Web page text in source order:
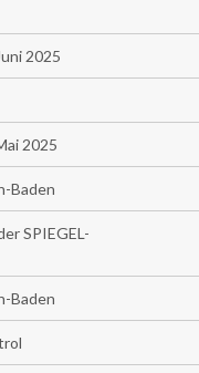
2025
2025
Baden
SPIEGEL-
Baden